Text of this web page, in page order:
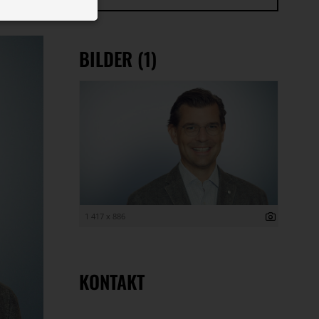
BILDER (1)
1 417 x 886
KONTAKT
auf Ihrem